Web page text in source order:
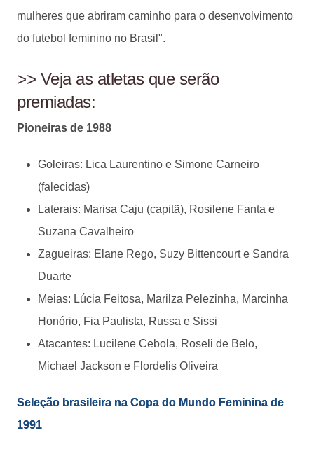
mulheres que abriram caminho para o desenvolvimento
do futebol feminino no Brasil".
>> Veja as atletas que serão
premiadas:
Pioneiras de 1988
Goleiras: Lica Laurentino e Simone Carneiro
(falecidas)
Laterais: Marisa Caju (capitã), Rosilene Fanta e
Suzana Cavalheiro
Zagueiras: Elane Rego, Suzy Bittencourt e Sandra
Duarte
Meias: Lúcia Feitosa, Marilza Pelezinha, Marcinha
Honório, Fia Paulista, Russa e Sissi
Atacantes: Lucilene Cebola, Roseli de Belo,
Michael Jackson e Flordelis Oliveira
Seleção brasileira na Copa do Mundo Feminina de
1991